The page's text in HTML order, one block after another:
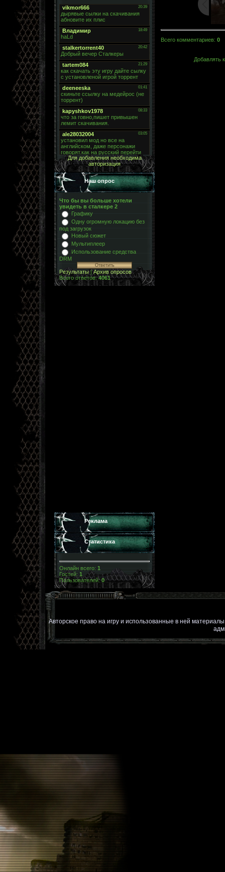
Для добавления необходима
авторизация
Наш опрос
Что бы вы больше хотели
увидеть в сталкере 2
Графику
Одну огромную локацию без
под загрузок
Новый сюжет
Мультиплеер
Использование средства
DRM
Результаты|Архив опросов
Всего ответов:4061
Реклама
Статистика
Онлайн всего: 1
Гостей: 1
Пользователей:0
Всего комментариев: 0
Добавлять
Авторское право на игру и использованные в ней